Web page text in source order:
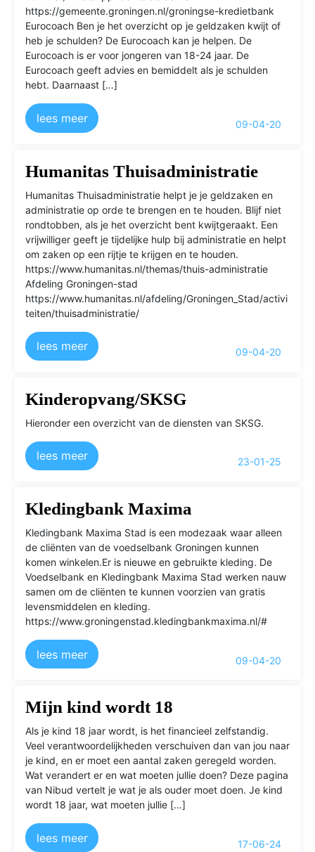
09-04-20
https://gemeente.groningen.nl/groningse-kredietbank
Eurocoach Ben je het overzicht op je geldzaken kwijt of
heb je schulden? De Eurocoach kan je helpen. De
Eurocoach is er voor jongeren van 18-24 jaar. De
Eurocoach geeft advies en bemiddelt als je schulden
hebt. Daarnaast […]
lees meer
Humanitas Thuisadministratie
09-04-20
Humanitas Thuisadministratie helpt je je geldzaken en
administratie op orde te brengen en te houden. Blijf niet
rondtobben, als je het overzicht bent kwijtgeraakt. Een
vrijwilliger geeft je tijdelijke hulp bij administratie en helpt
om zaken op een rijtje te krijgen en te houden.
https://www.humanitas.nl/themas/thuis-administratie
Afdeling Groningen-stad
https://www.humanitas.nl/afdeling/Groningen_Stad/activi
teiten/thuisadministratie/
lees meer
Kinderopvang/SKSG
23-01-25
Hieronder een overzicht van de diensten van SKSG.
lees meer
Kledingbank Maxima
09-04-20
Kledingbank Maxima Stad is een modezaak waar alleen
de cliënten van de ​voedselbank Groningen kunnen
komen winkelen.Er is nieuwe en gebruikte kleding. De
Voedselbank en Kledingbank Maxima Stad werken nauw
samen om de cliënten te kunnen voorzien van gratis
levensmiddelen en kleding.
https://www.groningenstad.kledingbankmaxima.nl/#
lees meer
Mijn kind wordt 18
17-06-24
Als je kind 18 jaar wordt, is het financieel zelfstandig.
Veel verantwoordelijkheden verschuiven dan van jou naar
je kind, en er moet een aantal zaken geregeld worden.
Wat verandert er en wat moeten jullie doen? Deze pagina
van Nibud vertelt je wat je als ouder moet doen. Je kind
wordt 18 jaar, wat moeten jullie […]
lees meer